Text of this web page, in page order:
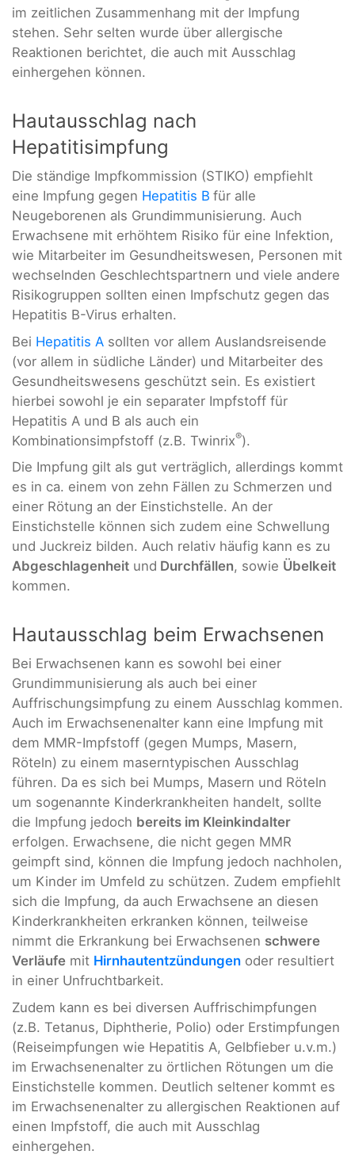
im zeitlichen Zusammenhang mit der Impfung
stehen. Sehr selten wurde über allergische
Reaktionen berichtet, die auch mit Ausschlag
einhergehen können.
Hautausschlag nach
Hepatitisimpfung
Die ständige Impfkommission (STIKO) empfiehlt
eine Impfung gegen Hepatitis B für alle
Neugeborenen als Grundimmunisierung. Auch
Erwachsene mit erhöhtem Risiko für eine Infektion,
wie Mitarbeiter im Gesundheitswesen, Personen mit
wechselnden Geschlechtspartnern und viele andere
Risikogruppen sollten einen Impfschutz gegen das
Hepatitis B-Virus erhalten.
Bei Hepatitis A sollten vor allem Auslandsreisende
(vor allem in südliche Länder) und Mitarbeiter des
Gesundheitswesens geschützt sein. Es existiert
hierbei sowohl je ein separater Impfstoff für
Hepatitis A und B als auch ein
Kombinationsimpfstoff (z.B. Twinrix®).
Die Impfung gilt als gut verträglich, allerdings kommt
es in ca. einem von zehn Fällen zu Schmerzen und
einer Rötung an der Einstichstelle. An der
Einstichstelle können sich zudem eine Schwellung
und Juckreiz bilden. Auch relativ häufig kann es zu
Abgeschlagenheit und Durchfällen, sowie Übelkeit
kommen.
Hautausschlag beim Erwachsenen
Bei Erwachsenen kann es sowohl bei einer
Grundimmunisierung als auch bei einer
Auffrischungsimpfung zu einem Ausschlag kommen.
Auch im Erwachsenenalter kann eine Impfung mit
dem MMR-Impfstoff (gegen Mumps, Masern,
Röteln) zu einem maserntypischen Ausschlag
führen. Da es sich bei Mumps, Masern und Röteln
um sogenannte Kinderkrankheiten handelt, sollte
die Impfung jedoch bereits im Kleinkindalter
erfolgen. Erwachsene, die nicht gegen MMR
geimpft sind, können die Impfung jedoch nachholen,
um Kinder im Umfeld zu schützen. Zudem empfiehlt
sich die Impfung, da auch Erwachsene an diesen
Kinderkrankheiten erkranken können, teilweise
nimmt die Erkrankung bei Erwachsenen schwere
Verläufe mit Hirnhautentzündungen oder resultiert
in einer Unfruchtbarkeit.
Zudem kann es bei diversen Auffrischimpfungen
(z.B. Tetanus, Diphtherie, Polio) oder Erstimpfungen
(Reiseimpfungen wie Hepatitis A, Gelbfieber u.v.m.)
im Erwachsenenalter zu örtlichen Rötungen um die
Einstichstelle kommen. Deutlich seltener kommt es
im Erwachsenenalter zu allergischen Reaktionen auf
einen Impfstoff, die auch mit Ausschlag
einhergehen.